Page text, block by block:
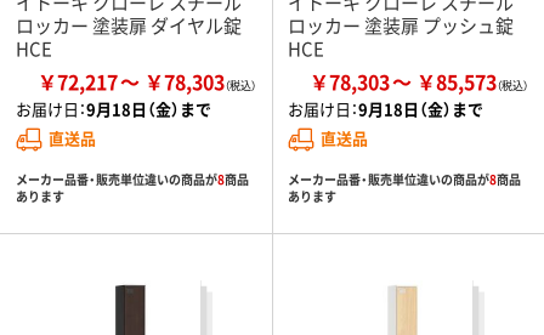
ロッカー 塗装扉 ダイヤル錠
HCE
￥72,217 ￥78,303
お届け日：9月18日（金）まで
直送品
メーカー品番・販売単位違いの商品が8商品
あります
ロッカー 塗装扉 プッシュ錠
HCE
￥78,303 ￥85,573
お届け日：9月18日（金）まで
直送品
メーカー品番・販売単位違いの商品が8商品
あります